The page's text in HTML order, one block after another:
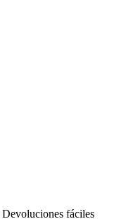
Devoluciones fáciles